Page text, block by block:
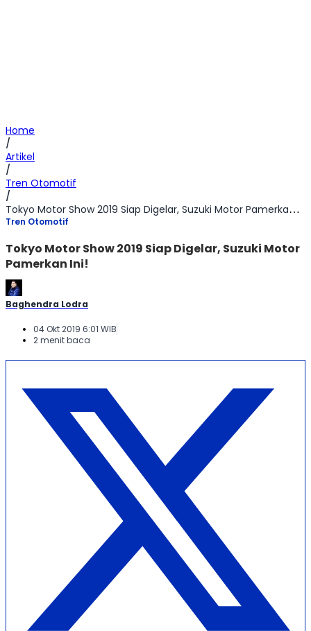
Home
/
Artikel
/
Tren Otomotif
/
Tokyo Motor Show 2019 Siap Digelar, Suzuki Motor Pamerkan Ini!
Tren Otomotif
Tokyo Motor Show 2019 Siap Digelar, Suzuki Motor
Pamerkan Ini!
Baghendra Lodra
04 Okt 2019 6:01 WIB
2 menit baca